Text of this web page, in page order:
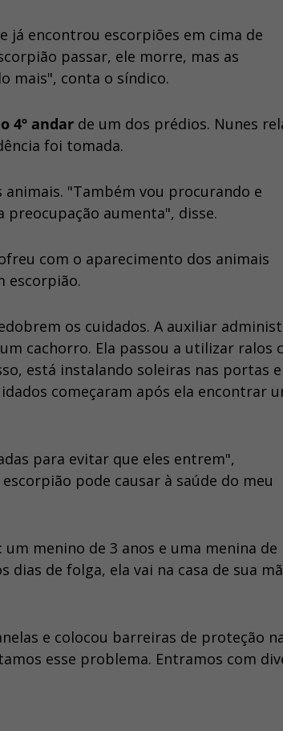
já encontrou escorpiões em cima de
passar, ele morre, mas as
mais", conta o síndico.
4º andar de um dos prédios. Nunes
foi tomada.
"Também vou procurando e
preocupação aumenta", disse.
com o aparecimento dos animais
escorpião.
os cuidados. A auxiliar
cachorro. Ela passou a utilizar ralos
está instalando soleiras nas portas e
começaram após ela encontrar
para evitar que eles entrem",
pode causar à saúde do meu
menino de 3 anos e uma menina de
de folga, ela vai na casa de sua
e colocou barreiras de proteção
esse problema. Entramos com